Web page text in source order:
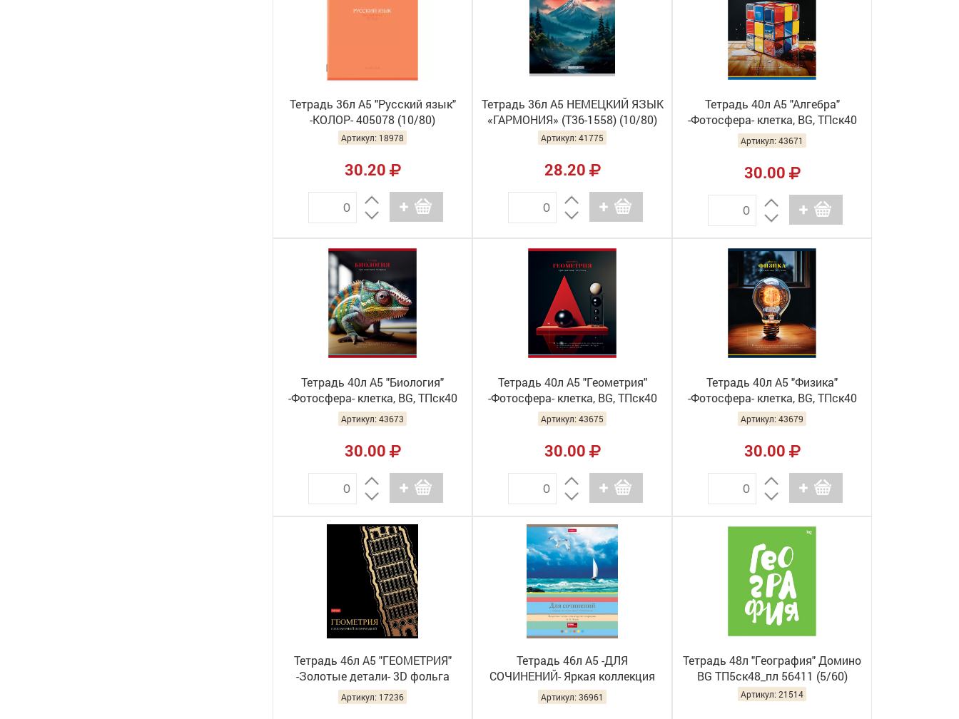
Тетрадь 36л А5 "Русский язык"
-КОЛОР- 405078 (10/80)
Артикул: 18978
30.20
Тетрадь 36л А5 НЕМЕЦКИЙ ЯЗЫК
«ГАРМОНИЯ» (Т36-1558) (10/80)
Артикул: 41775
28.20
Тетрадь 40л А5 "Алгебра"
-Фотосфера- клетка, BG, ТПск40
12825 (10/60)
Артикул: 43671
30.00
Тетрадь 40л А5 "Биология"
-Фотосфера- клетка, BG, ТПск40
12827 (10/60)
Артикул: 43673
30.00
Тетрадь 40л А5 "Геометрия"
-Фотосфера- клетка, BG, ТПск40
12834 (10/60)
Артикул: 43675
30.00
Тетрадь 40л А5 "Физика"
-Фотосфера- клетка, BG, ТПск40
12830 (10/60)
Артикул: 43679
30.00
Тетрадь 46л А5 "ГЕОМЕТРИЯ"
-Золотые детали- 3D фольга
46Т5лофBd1_30560 (10/100)
Артикул: 17236
Тетрадь 46л А5 -ДЛЯ
СОЧИНЕНИЙ- Яркая коллекция
46Т5лВd1_22588 (10/100)
Артикул: 36961
Тетрадь 48л "География" Домино
BG ТП5ск48_пл 56411 (5/60)
Артикул: 21514